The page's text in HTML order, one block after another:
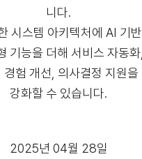
니다.
시스템 아키텍처에 AI 기반
기능을 더해 서비스 자동화,
경험 개선, 의사결정 지원을
강화할 수 있습니다.
2025년 04월 28일